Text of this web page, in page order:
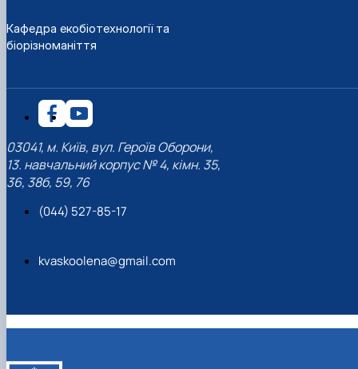
Кафедра екобіотехнології та
біорізноманіття
03041, м. Київ, вул. Героїв Оборони,
13. навчальний корпус № 4, кімн. 35,
36, 38б, 59, 76
(044) 527-85-17
kvaskoolena@gmail.com